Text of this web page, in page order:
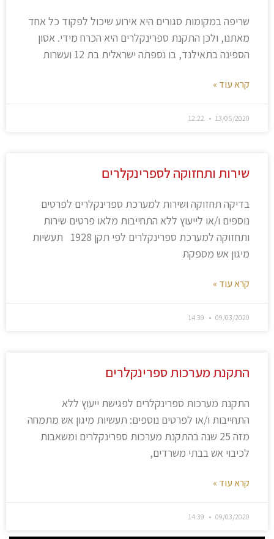
שריפה במקומות סגורים היא אירוע שיכול לפקוד כל אחד
מאתנו, ולכן התקנת ספרינקלרים היא הכרח מידי. אסון
הספינה בתאילנד, בו נספתה ישראלית בת 12 ועשרות
קרא עוד »
13/05/2020
שירות ותחזוקה לספרינקלרים
בדיקה תחזוקה ושירות למערכת ספרינקלרים לפרטים
נוספים ו/או לייעוץ ללא התחייבות מלאו פרטים שירות
ותחזוקה למערכת ספרינקלרים לפי תקן 1928 תעשיות
מיגון אש מספקת
קרא עוד »
09/03/2020
התקנת מערכות ספרינקלרים
התקנת מערכות ספרינקלרים לפגישת ייעוץ ללא
התחייבות ו/או לפרטים נוספים: תעשיות מיגון אש מתמחה
מזה 25 שנה בהתקנת מערכות ספרינקלרים ומשאבות
לכיבוי אש בבתי משרדים,
קרא עוד »
09/03/2020